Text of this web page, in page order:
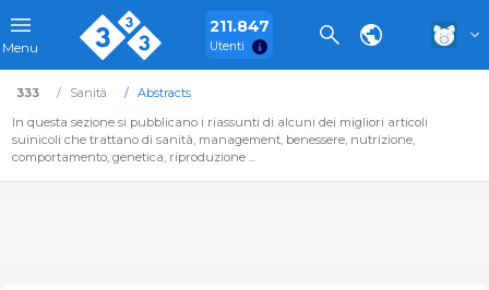
Menu
211.847
Utenti
333 Sanità
Abstracts
In questa sezione si pubblicano i riassunti di alcuni dei migliori articoli
suinicoli che trattano di sanità, management, benessere, nutrizione,
comportamento, genetica, riproduzione ...